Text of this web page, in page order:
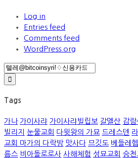
Log in
Entries feed
Comments feed
WordPress.org
Search
for:
Tags
가나 가이사랴 가이사랴빌립보 갈멜산 감람
빌리지 눈물교회 다윗왕의 가묘 드레스덴
교회 마가의 다락방 맛사다 므깃도 베들레헴
름스 비아돌로로사 사해체험 성묘교회 승천